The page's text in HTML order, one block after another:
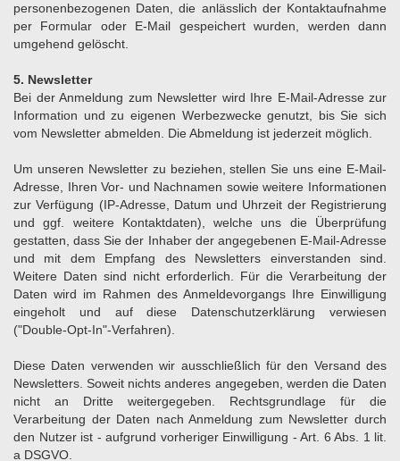
personenbezogenen Daten, die anlässlich der Kontaktaufnahme
per Formular oder E-Mail gespeichert wurden, werden dann
umgehend gelöscht.
5. Newsletter
Bei der Anmeldung zum Newsletter wird Ihre E-Mail-Adresse zur
Information und zu eigenen Werbezwecke genutzt, bis Sie sich
vom Newsletter abmelden. Die Abmeldung ist jederzeit möglich.
Um unseren Newsletter zu beziehen, stellen Sie uns eine E-Mail-
Adresse, Ihren Vor- und Nachnamen sowie weitere Informationen
zur Verfügung (IP-Adresse, Datum und Uhrzeit der Registrierung
und ggf. weitere Kontaktdaten), welche uns die Überprüfung
gestatten, dass Sie der Inhaber der angegebenen E-Mail-Adresse
und mit dem Empfang des Newsletters einverstanden sind.
Weitere Daten sind nicht erforderlich. Für die Verarbeitung der
Daten wird im Rahmen des Anmeldevorgangs Ihre Einwilligung
eingeholt und auf diese Datenschutzerklärung verwiesen
("Double-Opt-In"-Verfahren).
Diese Daten verwenden wir ausschließlich für den Versand des
Newsletters. Soweit nichts anderes angegeben, werden die Daten
nicht an Dritte weitergegeben. Rechtsgrundlage für die
Verarbeitung der Daten nach Anmeldung zum Newsletter durch
den Nutzer ist - aufgrund vorheriger Einwilligung - Art. 6 Abs. 1 lit.
a DSGVO.